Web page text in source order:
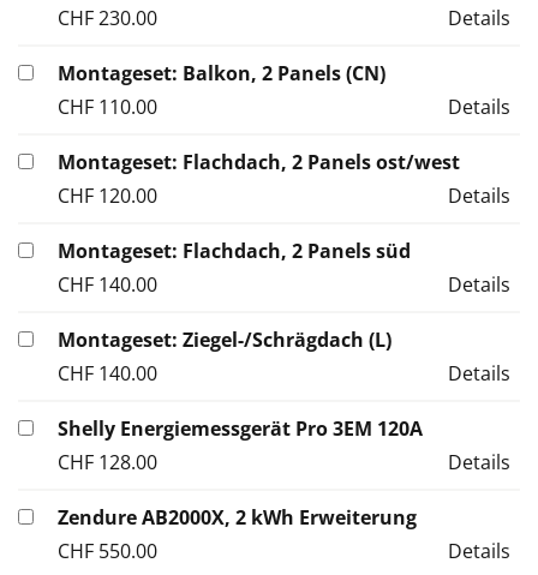
Details
CHF230.00
Montageset: Balkon, 2 Panels (CN)
Details
CHF 110.00
Montageset: Flachdach, 2 Panels ost/west
Details
CHF 120.00
Montageset: Flachdach, 2 Panels süd
Details
CHF 140.00
Montageset: Ziegel-/Schrägdach (L)
Details
CHF 140.00
Shelly Energiemessgerät Pro 3EM 120A
Details
CHF 128.00
Zendure AB2000X, 2 kWh Erweiterung
Details
CHF 550.00